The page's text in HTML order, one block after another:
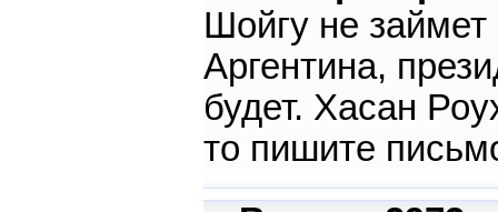
Шойгу не займет
Аргентина,
будет. Хасан
то пишите